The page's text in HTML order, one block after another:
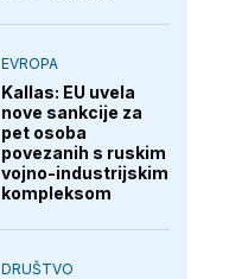
EVROPA
Kallas: EU uvela
nove sankcije za
pet osoba
povezanih s ruskim
vojno-industrijskim
kompleksom
DRUŠTVO